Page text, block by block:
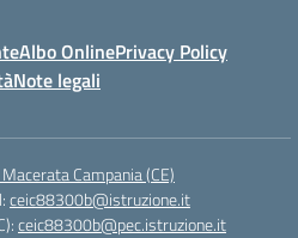
Albo OnlinePrivacy Policy
Note legali
Campania (CE)
ceic88300b@istruzione.it
ceic88300b@pec.istruzione.it